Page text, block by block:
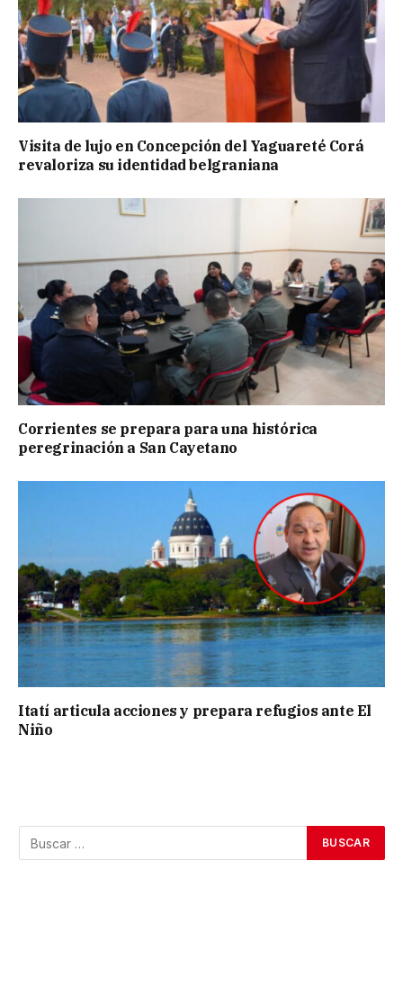
Visita de lujo en Concepción del Yaguareté Corá
revaloriza su identidad belgraniana
Corrientes se prepara para una histórica
peregrinación a San Cayetano
Itatí articula acciones y prepara refugios ante El
Niño